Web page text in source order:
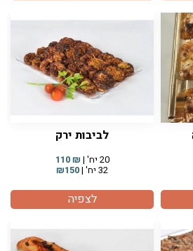
לביבות ירק
20 יח' | ₪
110
32 יח' | ₪150
לצפיה